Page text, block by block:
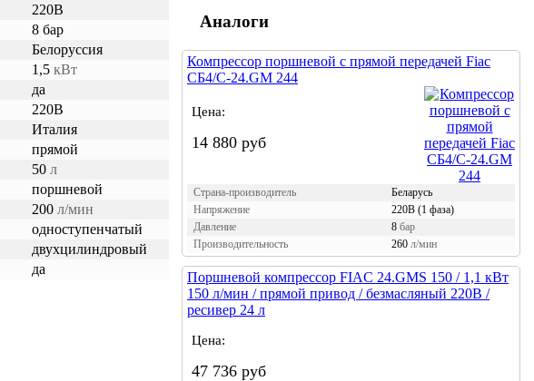
220В
8 бар
Белоруссия
1,5 кВт
да
220В
Италия
прямой
50 л
поршневой
200 л/мин
одноступенчатый
двухцилиндровый
да
Аналоги
Компрессор поршневой с прямой передачей Fiac
СБ4/С-24.GM 244
Цена:
14 880 руб
Страна-производитель
Беларусь
Напряжение
220В (1 фаза)
Давление
8 бар
Производительность
260 л/мин
Поршневой компрессор FIAC 24.GMS 150 / 1,1 кВт
150 л/мин / прямой привод / безмасляный 220В /
ресивер 24 л
Цена:
47 736 руб